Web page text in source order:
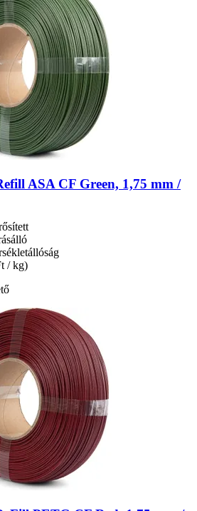
ASA CF Green, 1,75 mm /
/ kg)